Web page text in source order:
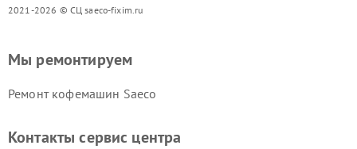
2021-2026 © СЦ saeco-fixim.ru
Мы ремонтируем
Ремонт кофемашин Saeco
Контакты сервис центра